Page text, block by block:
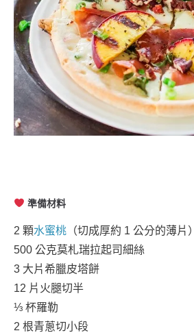
準備材料
2 顆水蜜桃 （切成厚約 1 公分的薄片）
500 公克莫札瑞拉起司細絲
3 大片希臘皮塔餅
12 片火腿切半
⅓ 杯羅勒
2 根青蔥切小段